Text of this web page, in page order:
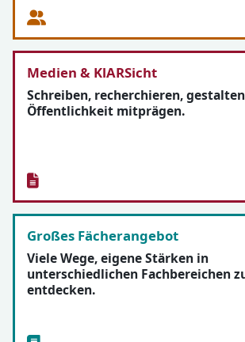
Medien & KlARSicht
Schreiben, recherchieren,
Öffentlichkeit mitprägen.
Großes Fächerangebot
Viele Wege, eigene Stärken in
unterschiedlichen Fachbereichen
entdecken.